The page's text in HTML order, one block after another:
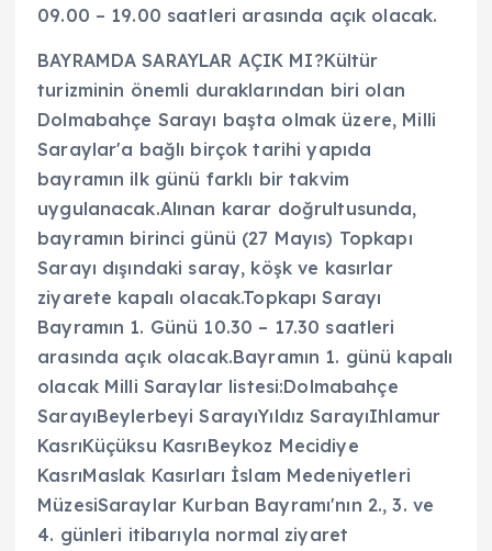
09.00 – 19.00 saatleri arasında açık olacak.
BAYRAMDA SARAYLAR AÇIK MI?Kültür
turizminin önemli duraklarından biri olan
Dolmabahçe Sarayı başta olmak üzere, Milli
Saraylar'a bağlı birçok tarihi yapıda
bayramın ilk günü farklı bir takvim
uygulanacak.Alınan karar doğrultusunda,
bayramın birinci günü (27 Mayıs) Topkapı
Sarayı dışındaki saray, köşk ve kasırlar
ziyarete kapalı olacak.Topkapı Sarayı
Bayramın 1. Günü 10.30 – 17.30 saatleri
arasında açık olacak.Bayramın 1. günü kapalı
olacak Milli Saraylar listesi:Dolmabahçe
SarayıBeylerbeyi SarayıYıldız SarayıIhlamur
KasrıKüçüksu KasrıBeykoz Mecidiye
KasrıMaslak Kasırları İslam Medeniyetleri
MüzesiSaraylar Kurban Bayramı'nın 2., 3. ve
4. günleri itibarıyla normal ziyaret